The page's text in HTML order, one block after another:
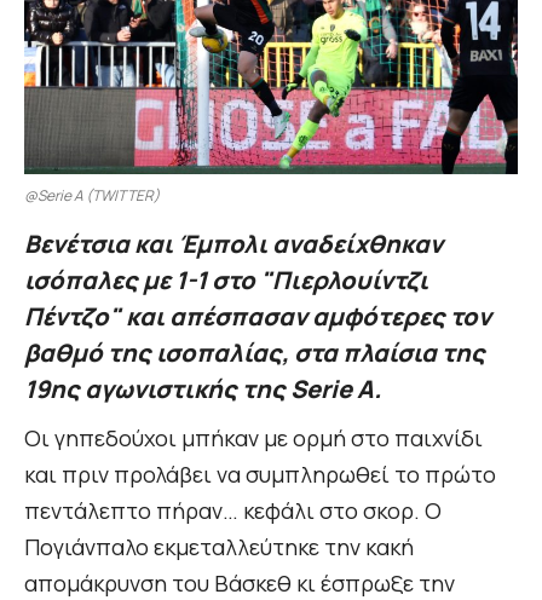
@Serie A (TWITTER)
Βενέτσια και Έμπολι αναδείχθηκαν
ισόπαλες με 1-1 στο "Πιερλουίντζι
Πέντζο" και απέσπασαν αμφότερες τον
βαθμό της ισοπαλίας, στα πλαίσια της
19ης αγωνιστικής της Serie A.
Οι γηπεδούχοι μπήκαν με ορμή στο παιχνίδι
και πριν προλάβει να συμπληρωθεί το πρώτο
πεντάλεπτο πήραν… κεφάλι στο σκορ. Ο
Πογιάνπαλο εκμεταλλεύτηκε την κακή
απομάκρυνση του Βάσκεθ κι έσπρωξε την